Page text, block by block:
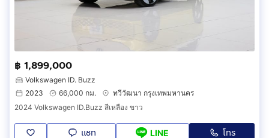
฿ 1,899,000
Volkswagen ID. Buzz
2023
66,000 กม.
ทวีวัฒนา กรุงเทพมหานคร
2024 Volkswagen ID.Buzz สีเหลือง ขาว
แชท LINE โทร